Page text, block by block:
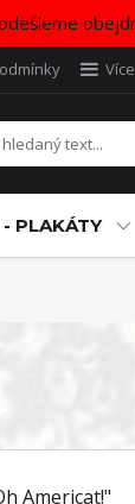
Více
PLAKÁTY